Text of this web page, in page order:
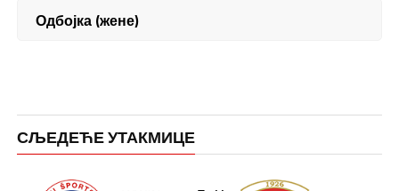
Одбојка (жене)
СЉЕДЕЋЕ УТАКМИЦЕ